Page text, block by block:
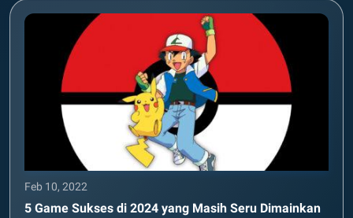
Feb 10, 2022
5 Game Sukses di 2024 yang Masih Seru Dimainkan